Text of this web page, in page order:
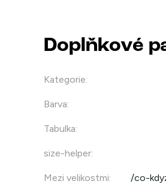
Doplňkové
Kategorie:
Barva:
Tabulka:
size-helper:
Mezi velikostmi: /co-